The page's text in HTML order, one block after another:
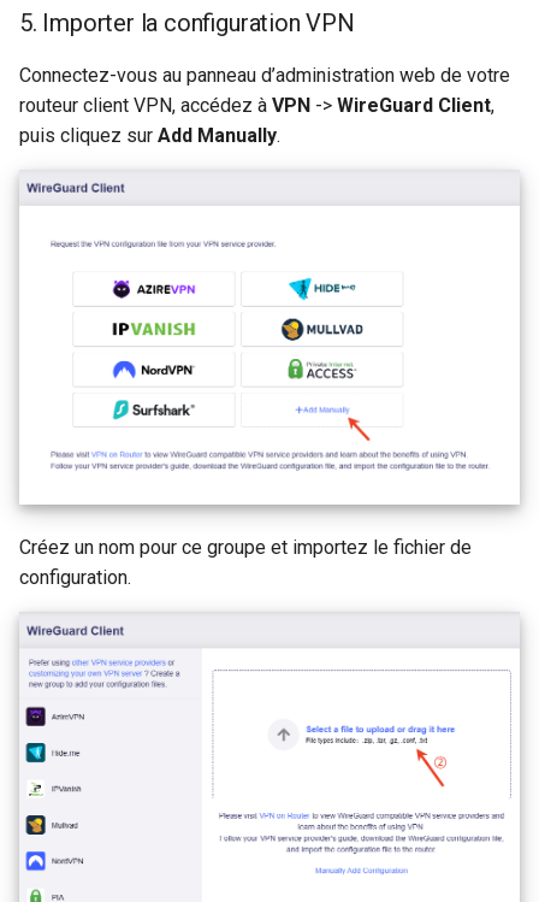
5. Importer la configuration VPN
Connectez-vous au panneau d’administration web de votre
routeur client VPN, accédez à VPN -> WireGuard Client,
puis cliquez sur Add Manually.
Créez un nom pour ce groupe et importez le fichier de
configuration.